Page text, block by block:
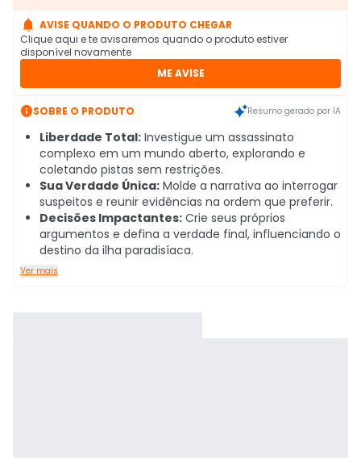
 AVISE QUANDO O PRODUTO CHEGAR
Clique aqui e te avisaremos quando o produto estiver
disponível novamente
ME AVISE
SOBRE O PRODUTO Resumo gerado por IA
Liberdade Total: Investigue um assassinato
complexo em um mundo aberto, explorando e
coletando pistas sem restrições.
Sua Verdade Única: Molde a narrativa ao interrogar
suspeitos e reunir evidências na ordem que preferir.
Decisões Impactantes: Crie seus próprios
argumentos e defina a verdade final, influenciando o
destino da ilha paradisíaca.
Ver mais